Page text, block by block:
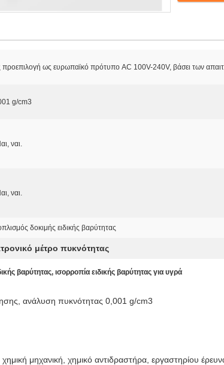
προεπιλογή ως ευρωπαϊκό πρότυπο AC 100V-240V, βάσει των
g/cm3
ναι.
ναι.
δοκιμής ειδικής βαρύτητας
μέτρο πυκνότητας
βαρύτητας, ισορροπία ειδικής βαρύτητας για υγρά
ανάλυση πυκνότητας 0,001 g/cm3
μηχανική, χημικό αντιδραστήρα, εργαστηρίου